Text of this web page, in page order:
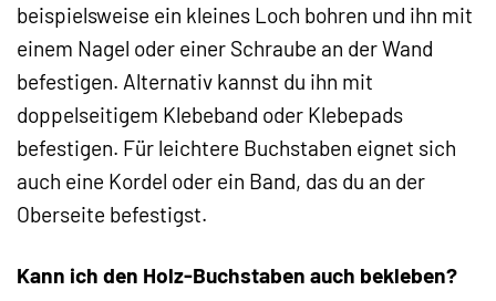
beispielsweise ein kleines Loch bohren und ihn mit
einem Nagel oder einer Schraube an der Wand
befestigen. Alternativ kannst du ihn mit
doppelseitigem Klebeband oder Klebepads
befestigen. Für leichtere Buchstaben eignet sich
auch eine Kordel oder ein Band, das du an der
Oberseite befestigst.
Kann ich den Holz-Buchstaben auch bekleben?